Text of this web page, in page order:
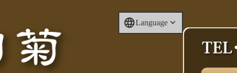
Language